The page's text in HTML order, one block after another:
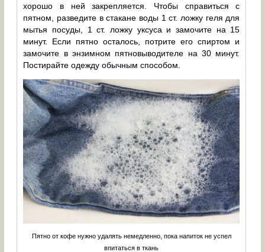
хорошо в ней закрепляется. Чтобы справиться с
пятном, разведите в стакане воды 1 ст. ложку геля для
мытья посуды, 1 ст. ложку уксуса и замочите на 15
минут. Если пятно осталось, потрите его спиртом и
замочите в энзимном пятновыводителе на 30 минут.
Постирайте одежду обычным способом.
Пятно от кофе нужно удалять немедленно, пока напиток не успел
впитаться в ткань